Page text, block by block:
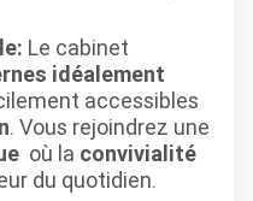
Le cabinet
idéalement
accessibles
. Vous rejoindrez une
où la convivialité
du quotidien.